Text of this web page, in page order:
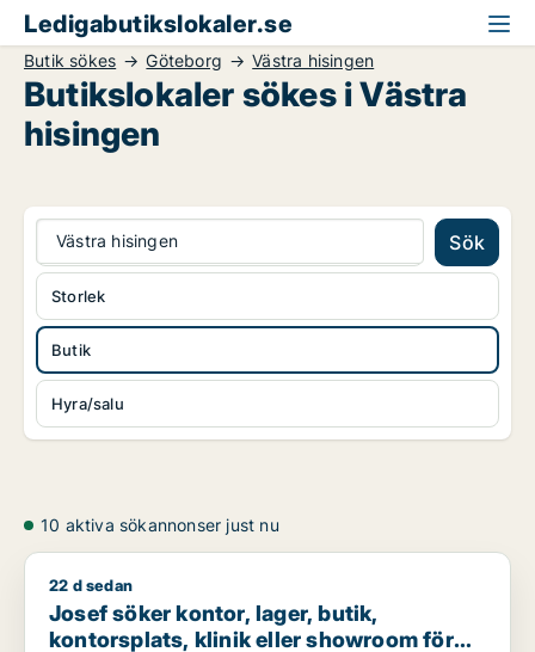
Ledigabutikslokaler.se
Butik sökes Göteborg Västra hisingen
Butikslokaler sökes i Västra
hisingen
Västra hisingen Sök
Butik
Hyra/salu
Storlek
10 aktiva sökannonser just nu
Josef söker kontor, lager, butik, kontorsplats, klinik eller
22 d sedan
Josef söker kontor, lager, butik,
kontorsplats, klinik eller showroom för